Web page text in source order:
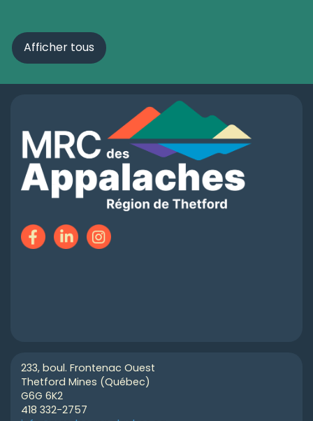
Afficher tous
233, boul. Frontenac Ouest
Thetford Mines (Québec)
G6G 6K2
418 332-2757